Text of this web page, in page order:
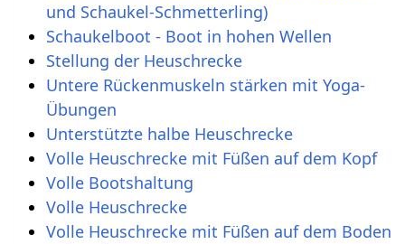
und Schaukel-Schmetterling)
Schaukelboot - Boot in hohen Wellen
Stellung der Heuschrecke
Untere Rückenmuskeln stärken mit Yoga-
Übungen
Unterstützte halbe Heuschrecke
Volle Heuschrecke mit Füßen auf dem Kopf
Volle Bootshaltung
Volle Heuschrecke
Volle Heuschrecke mit Füßen auf dem Boden